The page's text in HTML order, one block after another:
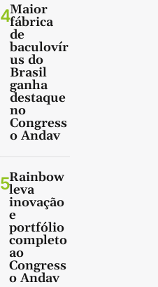
4Maior
fábrica
de
baculovír
us do
Brasil
ganha
destaque
no
Congress
o Andav
5Rainbow
leva
inovação
e
portfólio
completo
ao
Congress
o Andav